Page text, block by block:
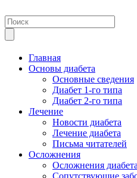
Главная
Основы диабета
Основные сведения
Диабет 1-го типа
Диабет 2-го типа
Лечение
Новости диабета
Лечение диабета
Письма читателей
Осложнения
Осложнения диабета
Сопутствующие